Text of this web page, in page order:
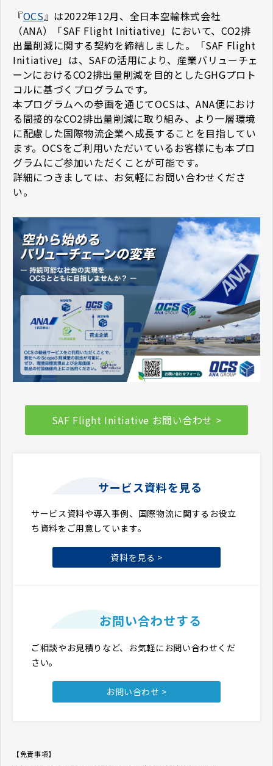
『OCS』は2022年12月、全日本空輸株式会社
（ANA）「SAF Flight Initiative」において、CO2排
出量削減に関する契約を締結しました。「SAF Flight
Initiative」は、SAFの活用により、産業バリューチェ
ーンにおけるCO2排出量削減を目的としたGHGプロト
コルに基づくプログラムです。
本プログラムへの参画を通じてOCSは、ANA便におけ
る間接的なCO2排出量削減に取り組み、より一層環境
に配慮した国際物流企業へ成長することを目指してい
ます。OCSをご利用いただいているお客様にも本プロ
グラムにご参加いただくことが可能です。
詳細につきましては、お気軽にお問い合わせくださ
い。
SAF Flight Initiative お問い合わせ >
サービス資料を見る
サービス資料や導入事例、国際物流に関するお役立
ち資料をご用意しています。
資料を見る >
お問い合わせする
ご相談やお見積りなど、お気軽にお問い合わせくだ
さい。
お問い合わせ >
【免責事項】